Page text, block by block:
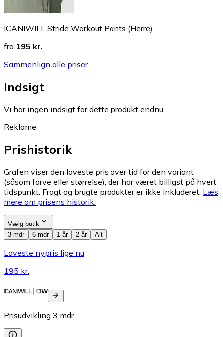
ICANIWILL Stride Workout Pants (Herre)
fra 195 kr.
Sammenlign alle priser
Indsigt
Vi har ingen indsigt for dette produkt endnu.
Reklame
Prishistorik
Grafen viser den laveste pris over tid for den variant
(såsom farve eller størrelse), der har været billigst på hvert
tidspunkt. Fragt og brugte produkter er ikke inkluderet. Læs
mere om prisens historik.
Vælg butik
3 mdr
6 mdr 1 år 2 år Alt
Laveste nypris lige nu
195 kr.
Prisudvikling 3 mdr